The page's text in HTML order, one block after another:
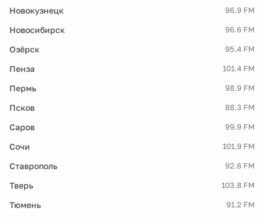
Новокузнецк 96.9 FM
Новосибирск 96.6 FM
Озёрск 95.4 FM
Пенза 101.4 FM
Пермь 98.9 FM
Псков 88.3 FM
Саров 99.9 FM
Сочи 101.9 FM
Ставрополь 92.6 FM
Тверь 103.8 FM
Тюмень 91.2 FM